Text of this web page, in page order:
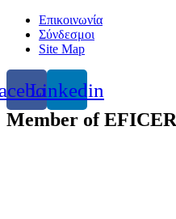
Skip
content
Επικοινωνία
Σύνδεσμοι
Site Map
Linkedin
Member of